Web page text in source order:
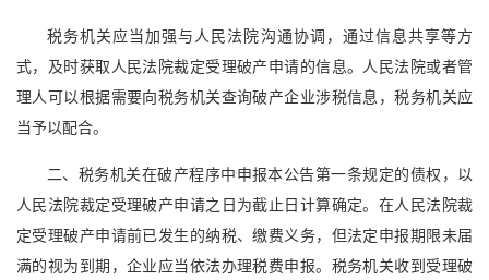
税务机关应当加强与人民法院沟通协调，通过信息共享等方
式，及时获取人民法院裁定受理破产申请的信息。人民法院或者管
理人可以根据需要向税务机关查询破产企业涉税信息，税务机关应
当予以配合。
二、税务机关在破产程序中申报本公告第一条规定的债权，以
人民法院裁定受理破产申请之日为截止日计算确定。在人民法院裁
定受理破产申请前已发生的纳税、缴费义务，但法定申报期限未届
满的视为到期，企业应当依法办理税费申报。税务机关收到受理破